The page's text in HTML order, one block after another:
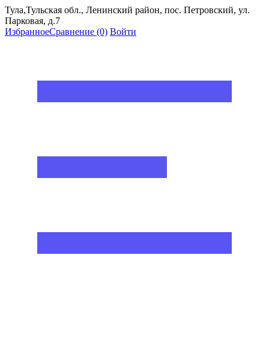
Тула,Тульская обл., Ленинский район, пос. Петровский, ул.
Парковая, д.7
ИзбранноеСравнение (0) Войти